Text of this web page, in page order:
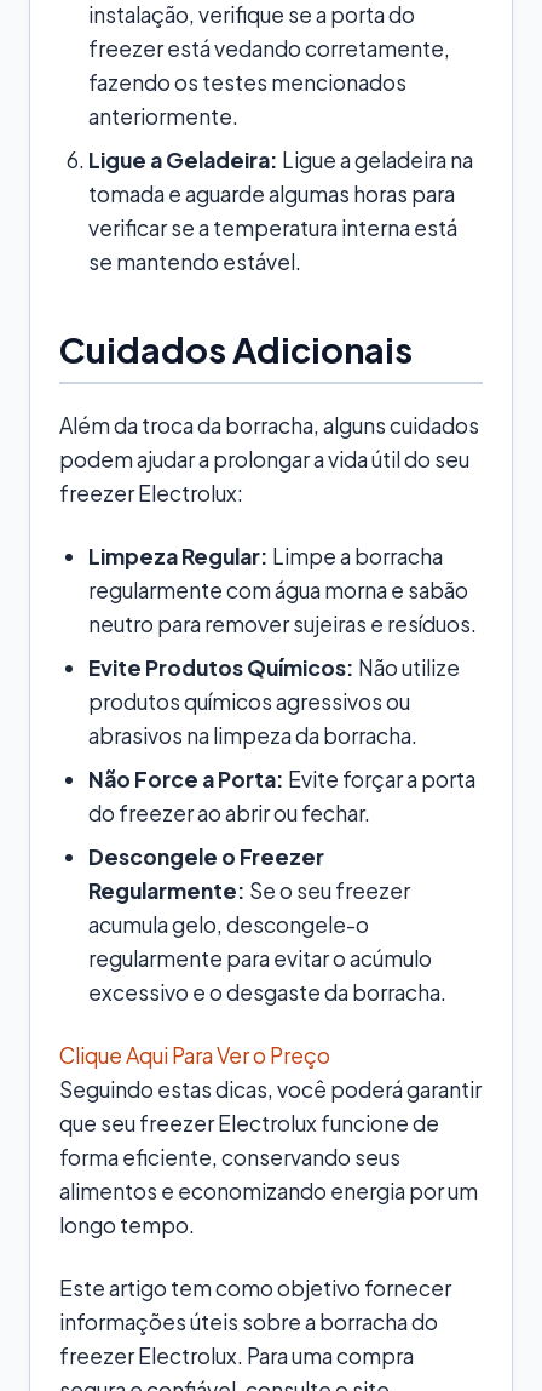
instalação, verifique se a porta do
freezer está vedando corretamente,
fazendo os testes mencionados
anteriormente.
Ligue a Geladeira: Ligue a geladeira na
tomada e aguarde algumas horas para
verificar se a temperatura interna está
se mantendo estável.
Cuidados Adicionais
Além da troca da borracha, alguns cuidados
podem ajudar a prolongar a vida útil do seu
freezer Electrolux:
Limpeza Regular: Limpe a borracha
regularmente com água morna e sabão
neutro para remover sujeiras e resíduos.
Evite Produtos Químicos: Não utilize
produtos químicos agressivos ou
abrasivos na limpeza da borracha.
Não Force a Porta: Evite forçar a porta
do freezer ao abrir ou fechar.
Descongele o Freezer
Regularmente: Se o seu freezer
acumula gelo, descongele-o
regularmente para evitar o acúmulo
excessivo e o desgaste da borracha.
Clique Aqui Para Ver o Preço
Seguindo estas dicas, você poderá garantir
que seu freezer Electrolux funcione de
forma eficiente, conservando seus
alimentos e economizando energia por um
longo tempo.
Este artigo tem como objetivo fornecer
informações úteis sobre a borracha do
freezer Electrolux. Para uma compra